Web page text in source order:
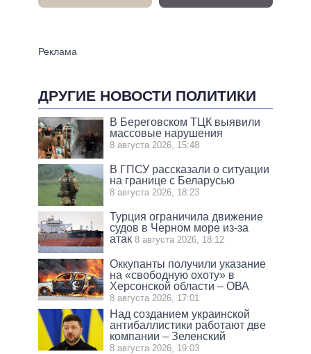
ДРУГИЕ НОВОСТИ ПОЛИТИКИ
В Береговском ТЦК выявили
массовые нарушения
8 августа 2026, 15:48
В ГПСУ рассказали о ситуации
на границе с Беларусью
8 августа 2026, 18:23
Турция ограничила движение
судов в Черном море из-за
атак 8 августа 2026, 18:12
Оккупанты получили указание
на «свободную охоту» в
Херсонской области – ОВА
8 августа 2026, 17:01
Над созданием украинской
антибаллистики работают две
компании – Зеленский
8 августа 2026, 19:03